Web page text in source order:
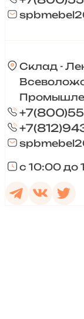
Склад -
с 10:00 до